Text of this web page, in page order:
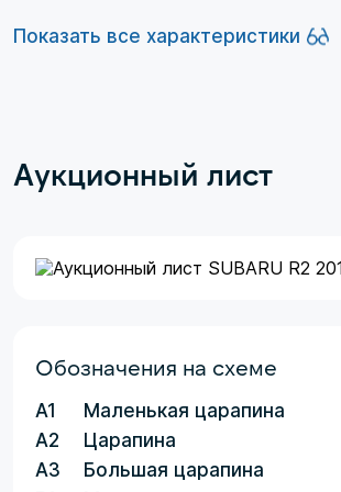
Показать все характеристики
Аукционный лист
Обозначения на схеме
A1
Маленькая царапина
A2
Царапина
A3
Большая царапина